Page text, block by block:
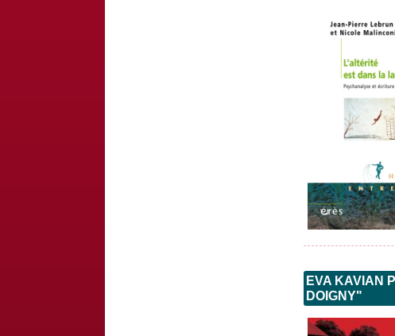
EVA KAVIAN
DOIGNY"